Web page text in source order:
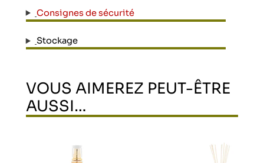
Consignes de sécurité
Stockage
VOUS AIMEREZ PEUT-ÊTRE
AUSSI…